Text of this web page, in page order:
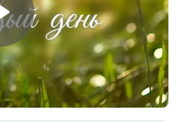
Александр Синицын,
священнослужитель
#527
Александр Синицын,
священнослужитель
#526